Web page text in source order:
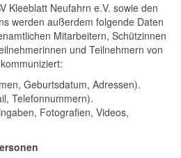
Kleeblatt Neufahrn e.V. sowie den
werden außerdem folgende Daten
Mitarbeitern, Schützinnen
und Teilnehmern von
Geburtsdatum, Adressen).
Telefonnummern).
Fotografien, Videos,